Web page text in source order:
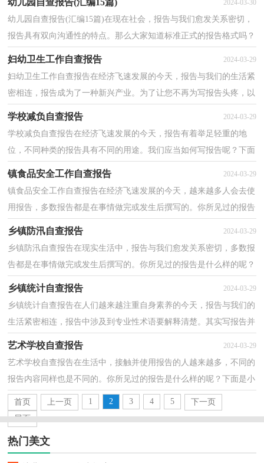
幼儿园自查报告(汇编15篇) 2024-03-30
幼儿园自查报告(汇编15篇)在现在社会，报告与我们愈发关系密切，
报告具有双向沟通性的特点。那么大家知道标准正式的报告格式吗？
妇幼卫生工作自查报告 2024-03-29
妇幼卫生工作自查报告在经济飞速发展的今天，报告与我们的生活紧
密相连，报告成为了一种新兴产业。为了让您不再为写报告头疼，以
学校减负自查报告 2024-03-29
学校减负自查报告在经济飞速发展的今天，报告有着举足轻重的地
位，不同种类的报告具有不同的用途。我们应当如何写报告呢？下面
是小编为大家整理的学校减负自查报告，仅供参考，希望能...
镇食品安全工作自查报告 2024-03-29
镇食品安全工作自查报告在经济飞速发展的今天，越来越多人会去使
用报告，多数报告都是在事情做完或发生后撰写的。你所见过的报告
乡镇防汛自查报告 2024-03-29
乡镇防汛自查报告在现实生活中，报告与我们愈发关系密切，多数报
告都是在事情做完或发生后撰写的。你所见过的报告是什么样的呢？
乡镇统计自查报告 2024-03-29
乡镇统计自查报告在人们越来越注重自身素养的今天，报告与我们的
生活紧密相连，报告中涉及到专业性术语要解释清楚。其实写报告并
艺术学校自查报告 2024-03-29
艺术学校自查报告在生活中，接触并使用报告的人越来越多，不同的
报告内容同样也是不同的。你所见过的报告是什么样的呢？下面是小
编为大家整理的艺术学校自查报告，希望对大家有所帮...
首页 上一页 1 2 3 4 5
下一页
尾页
热门美文